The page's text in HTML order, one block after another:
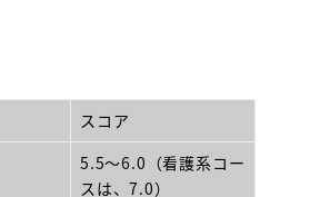
スコア
5.5～6.0（看護系コー
スは、7.0）